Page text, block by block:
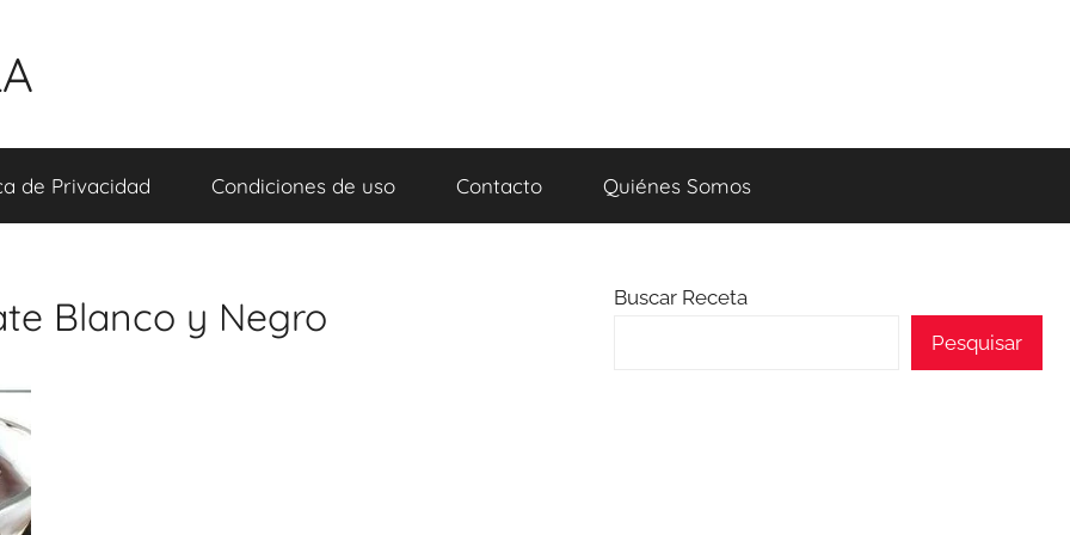
de Privacidad Condiciones de uso Contacto Quiénes Somos
Blanco y Negro
Buscar Receta
Pesquisar